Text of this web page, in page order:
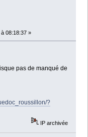
08:18:37 »
pas de manqué de
?
IP archivée